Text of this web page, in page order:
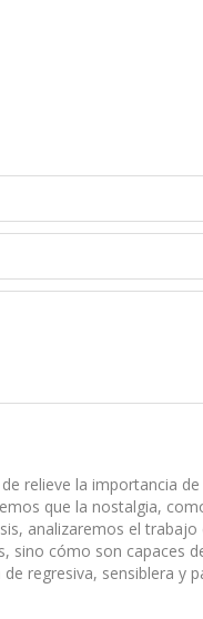
relieve la importancia
que la nostalgia,
analizaremos el
sino cómo son capaces
regresiva, sensiblera y